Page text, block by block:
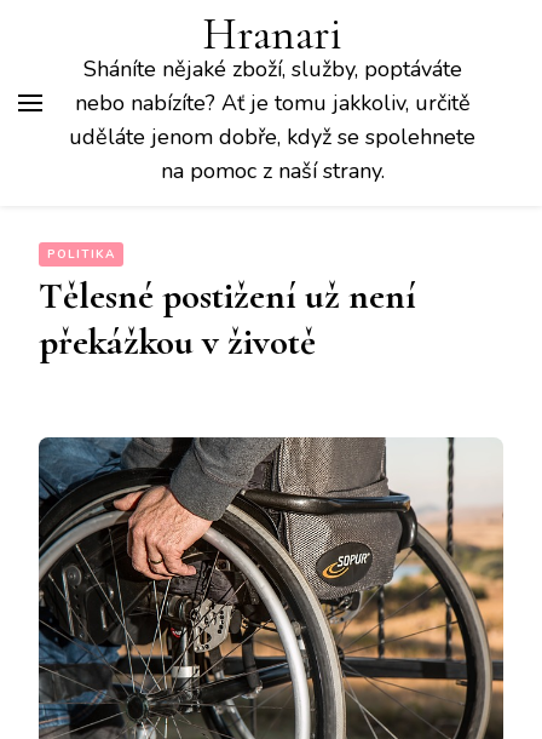
Hranari
Sháníte nějaké zboží, služby, poptáváte
nebo nabízíte? Ať je tomu jakkoliv, určitě
uděláte jenom dobře, když se spolehnete
na pomoc z naší strany.
POLITIKA
Tělesné postižení už není
překážkou v životě